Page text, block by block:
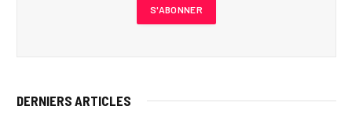
DERNIERS ARTICLES